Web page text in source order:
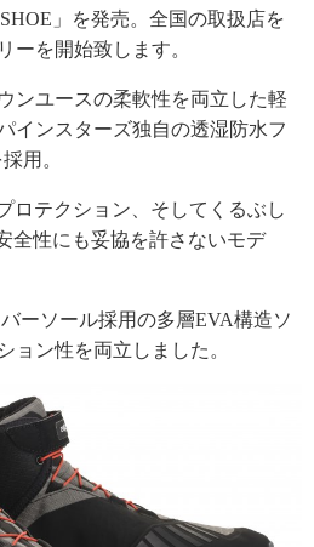
」を発売。全国の取扱店を
ーを開始致します。
ンユースの柔軟性を両立した軽
インスターズ独自の透湿防水フ
用。
ロテクション、そしてくるぶし
全性にも妥協を許さないモデ
ーソール採用の多層EVA構造ソ
ョン性を両立しました。